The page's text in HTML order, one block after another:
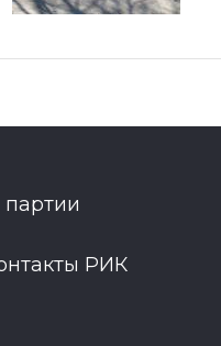
РИК